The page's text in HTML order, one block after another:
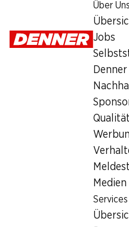
Über Uns
Jobs
Denner
Qualität
Medien
Services
die Gesellschaft nimmt.
Produkten sind zehnmal
konventionellen Produkten